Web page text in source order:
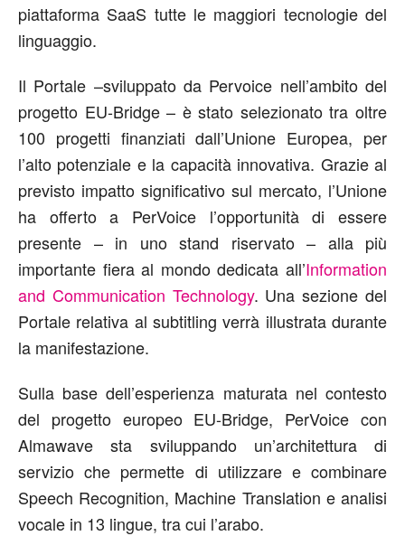
piattaforma SaaS tutte le maggiori tecnologie del
linguaggio.
Il Portale –sviluppato da Pervoice nell’ambito del
progetto EU-Bridge – è stato selezionato tra oltre
100 progetti finanziati dall’Unione Europea, per
l’alto potenziale e la capacità innovativa. Grazie al
previsto impatto significativo sul mercato, l’Unione
ha offerto a PerVoice l’opportunità di essere
presente – in uno stand riservato – alla più
importante fiera al mondo dedicata all’Information
and Communication Technology. Una sezione del
Portale relativa al subtitling verrà illustrata durante
la manifestazione.
Sulla base dell’esperienza maturata nel contesto
del progetto europeo EU-Bridge, PerVoice con
Almawave sta sviluppando un’architettura di
servizio che permette di utilizzare e combinare
Speech Recognition, Machine Translation e analisi
vocale in 13 lingue, tra cui l’arabo.